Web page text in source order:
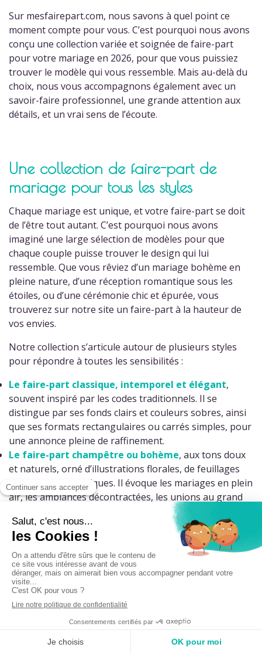
Sur mesfairepart.com, nous savons à quel point ce
moment compte pour vous. C’est pourquoi nous avons
conçu une collection variée et soignée de faire-part
pour votre mariage en 2026, pour que vous puissiez
trouver le modèle qui vous ressemble. Mais au-delà du
choix, nous vous accompagnons également avec un
savoir-faire professionnel, une grande attention aux
détails, et un vrai sens de l’écoute.
Une collection de faire-part de
mariage pour tous les styles
Chaque mariage est unique, et votre faire-part se doit
de l’être tout autant. C’est pourquoi nous avons
imaginé une large sélection de modèles pour que
chaque couple puisse trouver le design qui lui
ressemble. Que vous rêviez d’un mariage bohème en
pleine nature, d’une réception romantique sous les
étoiles, ou d’une cérémonie chic et épurée, vous
trouverez sur notre site un faire-part à la hauteur de
vos envies.
Notre collection s’articule autour de plusieurs styles
pour répondre à toutes les sensibilités :
Le faire-part classique, intemporel et élégant,
souvent inspiré par les codes traditionnels. Il se
distingue par ses fonds clairs et couleurs sobres, ainsi
que ses formats rectangulaires ou carrés simples, pour
une annonce pleine de raffinement.
Le faire-part champêtre ou bohème, aux tons doux
et naturels, orné d’illustrations florales, de feuillages
ou de motifs bucoliques. Il évoque les mariages en plein
air, les ambiances décontractées, les unions au grand
Lefaire-part moderne, graphique et audacieux, qui
joue sur des designs plus contemporains, des couleurs
contrastées, des typos originales. Il est parfait pour les
couples à la recherche d’une touche design ou d’une
mise en page plus créative. Dans cette gamme vous
trouverez également des
qui feront sourire vos invités.
faire-part romantique, aux teintes pastel, avec des
cœurs, des aquarelles ou des ornements floraux. Il